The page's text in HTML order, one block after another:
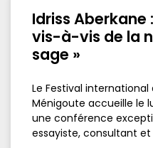
Idriss
vis-à-vis de la
sage »
Le Festival
Ménigoute accueille le
une conférence
essayiste, consultant et